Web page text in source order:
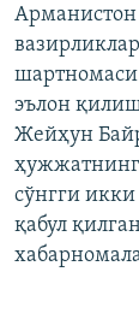
эълон
Жейҳун
сўнгги
қабул